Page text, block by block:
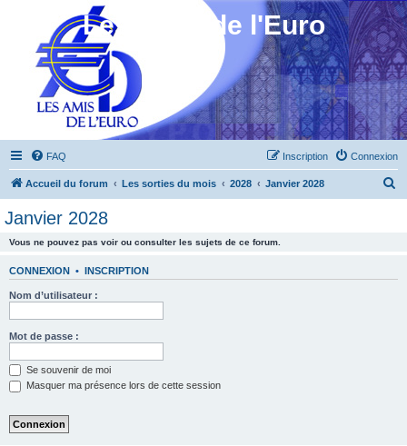
Les Amis de l'Euro
FAQ Connexion
Inscription
Accueil du forum Les sorties du mois 2028 Janvier 2028
Janvier 2028
Vous ne pouvez pas voir ou consulter les sujets de ce forum.
CONNEXION • INSCRIPTION
Nom d’utilisateur :
Mot de passe :
Se souvenir de moi
Masquer ma présence lors de cette session